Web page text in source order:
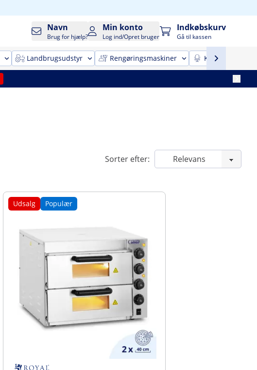
Navn
Brug for hjælp?
Min konto
Log ind/Opret bruger
Indkøbskurv
Gå til kassen
Landbrugsudstyr Rengøringsmaskiner Kontor-
Sorter efter:
Udsalg Populær